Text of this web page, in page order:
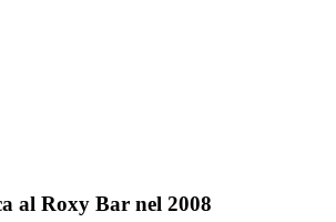
al Roxy Bar nel 2008